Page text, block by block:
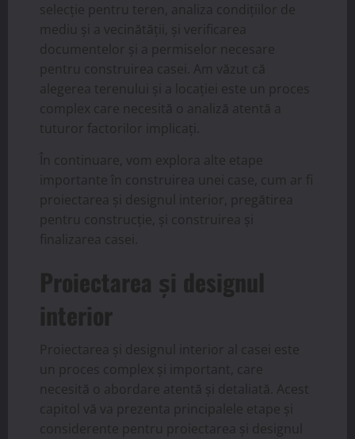
selecție pentru teren, analiza condițiilor de
mediu și a vecinătății, și verificarea
documentelor și a permiselor necesare
pentru construirea casei. Am văzut că
alegerea terenului și a locației este un proces
complex care necesită o analiză atentă a
tuturor factorilor implicați.
În continuare, vom explora alte etape
importante în construirea unei case, cum ar fi
proiectarea și designul interior, pregătirea
pentru construcție, și construirea și
finalizarea casei.
Proiectarea și designul
interior
Proiectarea și designul interior al casei este
un proces complex și important, care
necesită o abordare atentă și detaliată. Acest
capitol vă va prezenta principalele etape și
considerente pentru proiectarea și designul